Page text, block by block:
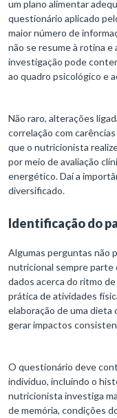
um plano alimentar
questionário aplicado
maior número de
não se resume à rotina
investigação pode
ao quadro psicológico e
Não raro, alterações
correlação com
que o nutricionista
por meio de avaliação
energético. Daí a
diversificado.
Identificação do
Algumas perguntas não
nutricional sempre parte
dados acerca do ritmo
prática de atividades
elaboração de uma dieta
gerar impactos
O questionário deve
indivíduo, incluindo o
nutricionista investiga
de memória, condições